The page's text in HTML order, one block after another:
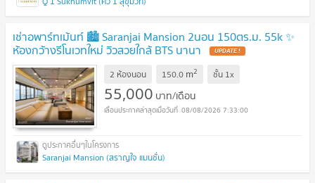
เช่าอพาร์ทเม้นท์ 🏙️ Saranjai Mansion 2นอน 150ตร.ม. 55k ✨
ห้องกว้างรีโนเวทใหม่ วิวสวยใกล้ BTS นานา
2 ห้องนอน 150.0 m2 ชั้น 1x
55,000 บาท/เดือน
08/08/2026 7:33:00
Saranjai Mansion (สราญใจ แมนชั่น)